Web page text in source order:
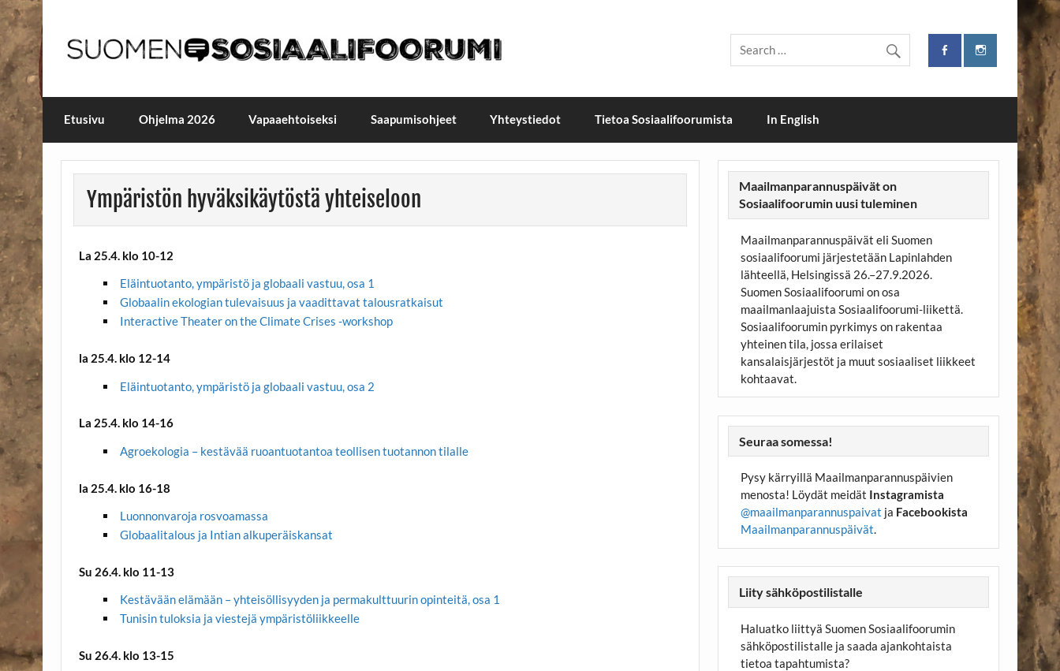
Skip
to
content
Maailmanparannuspäivät / Suomen Sosiaalifoorumi
Maailmanparannuspäivät Lapinlahden Lähteellä, Helsingissä 26.–27.9.2026
Etusivu Ohjelma 2026 Vapaaehtoiseksi Saapumisohjeet Yhteystiedot Tietoa Sosiaalifoorumista In English
Ympäristön hyväksikäytöstä yhteiseloon
La 25.4. klo 10-12
Eläintuotanto, ympäristö ja globaali vastuu, osa 1
Globaalin ekologian tulevaisuus ja vaadittavat talousratkaisut
Interactive Theater on the Climate Crises -workshop
la 25.4. klo 12-14
Eläintuotanto, ympäristö ja globaali vastuu, osa 2
La 25.4. klo 14-16
Agroekologia – kestävää ruoantuotantoa teollisen tuotannon tilalle
la 25.4. klo 16-18
Luonnonvaroja rosvoamassa
Globaalitalous ja Intian alkuperäiskansat
Su 26.4. klo 11-13
Kestävään elämään – yhteisöllisyyden ja permakulttuurin opinteitä, osa 1
Tunisin tuloksia ja viestejä ympäristöliikkeelle
Su 26.4. klo 13-15
Maailmanparannuspäivät on
Sosiaalifoorumin uusi tuleminen
Maailmanparannuspäivät eli Suomen
sosiaalifoorumi järjestetään Lapinlahden
lähteellä, Helsingissä 26.–27.9.2026.
Suomen Sosiaalifoorumi on osa
maailmanlaajuista Sosiaalifoorumi-liikettä.
Sosiaalifoorumin pyrkimys on rakentaa
yhteinen tila, jossa erilaiset
kansalaisjärjestöt ja muut sosiaaliset liikkeet
kohtaavat.
Seuraa somessa!
Pysy kärryillä Maailmanparannuspäivien
menosta! Löydät meidät Instagramista
@maailmanparannuspaivat ja Facebookista
Maailmanparannuspäivät.
Liity sähköpostilistalle
Haluatko liittyä Suomen Sosiaalifoorumin
sähköpostilistalle ja saada ajankohtaista
tietoa tapahtumista?